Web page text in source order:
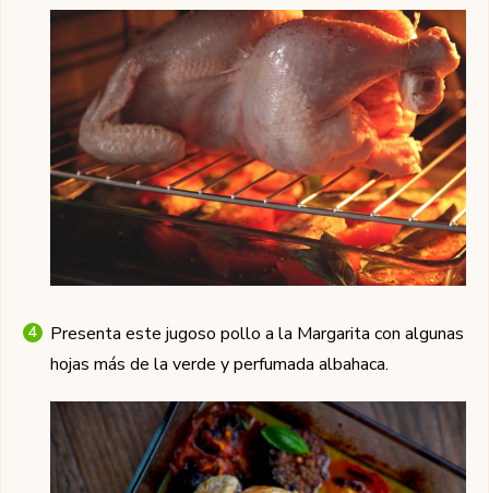
Presenta este jugoso pollo a la Margarita con algunas
hojas más de la verde y perfumada albahaca.